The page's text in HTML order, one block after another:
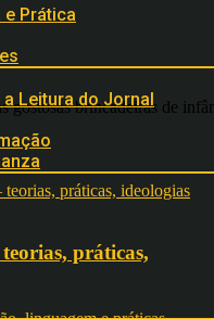
e Prática
Leitura do Jornal
gostosas brincadeiras de
práticas,